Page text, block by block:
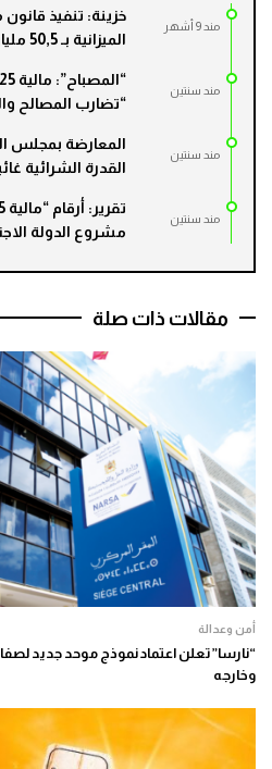
مند 9 أشهر
الميزانية بـ 50,5 مليار درهم
مند سنتين
“تضارب المصالح
مند سنتين
المعارضة بمجلس
القدرة الشرائية غائبة
مند سنتين
مشروع الدولة
مقالات ذات صلة
أمن وعدالة
“نارسا” تعلن اعتماد نموذج موحد جديد
وخارجه